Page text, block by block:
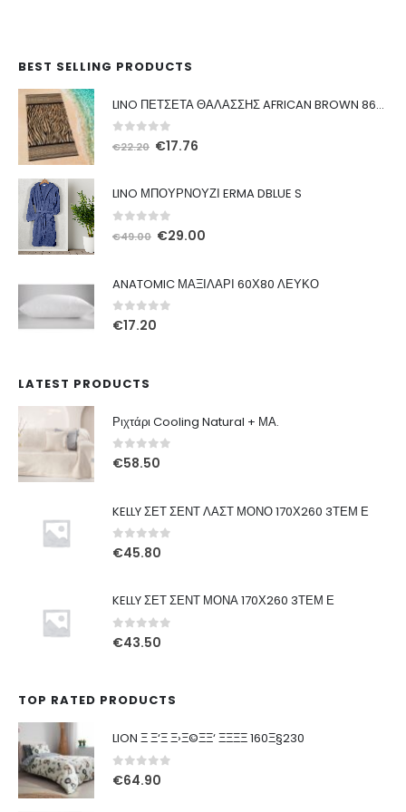
BEST SELLING PRODUCTS
LINO ΠΕΤΣΕΤΑ ΘΑΛΑΣΣΗΣ AFRICAN BROWN 86X160
out of 5
€22.20 Original
€17.76
LINO ΜΠΟΥΡΝΟΥΖΙ ERMA DBLUE S
out of 5
€49.00 Original
€29.00
ANATOMIC ΜΑΞΙΛΑΡΙ 60Χ80 ΛΕΥΚΟ
0out of 5
€17.20
LATEST PRODUCTS
Ριχτάρι Cooling Natural + ΜΑ.
0out of 5
€58.50
KELLY ΣΕΤ ΣΕΝΤ ΛΑΣΤ ΜΟΝΟ 170Χ260 3ΤΕΜ Ε
0out of 5
€45.80
KELLY ΣΕΤ ΣΕΝΤ ΜΟΝΑ 170Χ260 3ΤΕΜ Ε
0out of 5
€43.50
TOP RATED PRODUCTS
LION Ξ Ξ‘Ξ Ξ›Ξ©ΞΞ‘ ΞΞΞΞ 160Ξ§230
0out of 5
€64.90